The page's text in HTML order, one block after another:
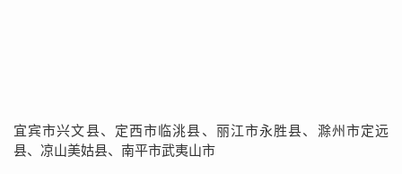
宜宾市兴文县、定西市临洮县、丽江市永胜县、滁州市定远
县、凉山美姑县、南平市武夷山市